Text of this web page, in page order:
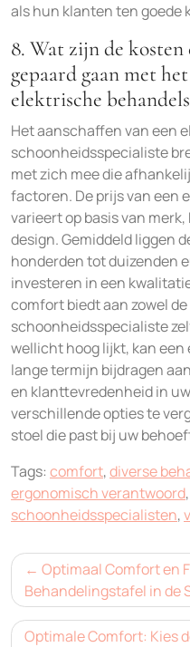
als hun klanten ten goede
8. Wat zijn de
gepaard gaan met
elektrische
Het aanschaffen van een
schoonheidsspecialiste
met zich mee die
factoren. De prijs van een
varieert op basis van
design. Gemiddeld liggen
honderden tot duizenden
investeren in een
comfort biedt aan zowel
schoonheidsspecialiste
wellicht hoog lijkt, kan
lange termijn bijdragen
en klanttevredenheid in
verschillende opties te
stoel die past bij uw
Tags: comfort,diverse
ergonomisch verantwoord,
schoonheidsspecialisten,
Bericht
navigatie
Optimaal Comfort en
Behandelingstafel in de
Optimale Comfort: Kies